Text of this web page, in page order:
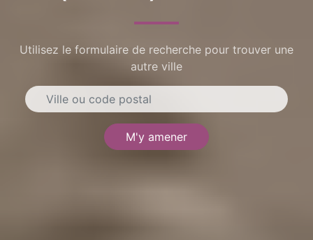
Utilisez le formulaire de recherche pour trouver une
autre ville
M'y amener